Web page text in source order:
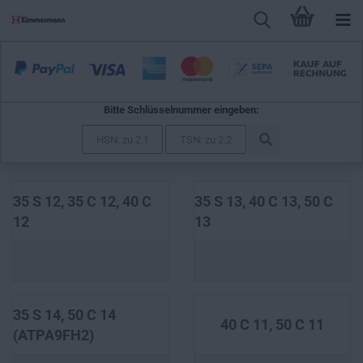
Bitte Schlüsselnummer eingeben:
35 S 12, 35 C 12, 40 C
12
35 S 13, 40 C 13, 50 C
13
35 S 14, 50 C 14
(ATPA9FH2)
40 C 11, 50 C 11